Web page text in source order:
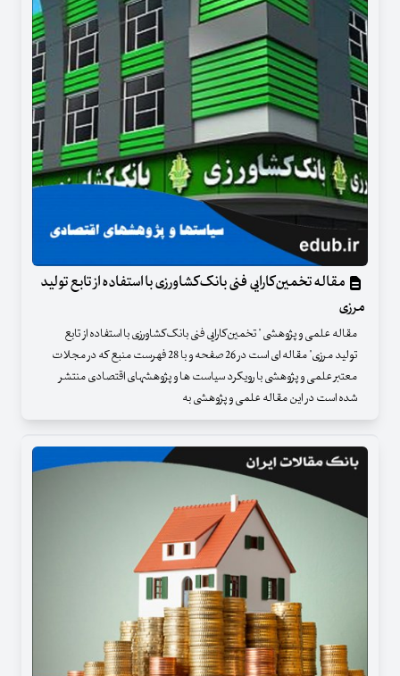
مقاله تخمین‌کارایی فنی بانک‌کشاورزی با استفاده از تابع تولید
مرزی
مقاله علمی و پژوهشی " تخمین‌کارایی فنی بانک‌کشاورزی با استفاده از تابع
تولید مرزی" مقاله ای است در 26 صفحه و با 28 فهرست منبع که در مجلات
معتبر علمی و پژوهشی با رویکرد سیاست ها و پژوهشهای اقتصادی منتشر
شده است در این مقاله علمی و پژوهشی به